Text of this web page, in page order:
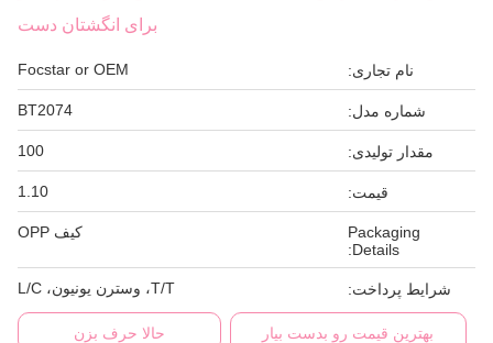
برای انگشتان دست
نام تجاری: Focstar or OEM
شماره مدل: BT2074
مقدار تولیدی: 100
قیمت: 1.10
Packaging
Details:
کیف OPP
شرایط پرداخت: T/T، وسترن یونیون، L/C
بهترین قیمت رو بدست بیار حالا حرف بزن